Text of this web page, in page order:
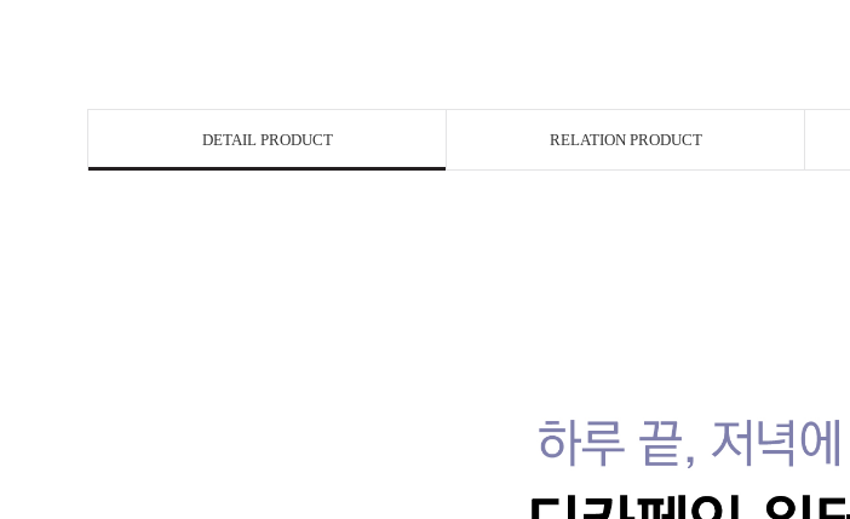
DETAIL PRODUCT RELATION PRODUCT